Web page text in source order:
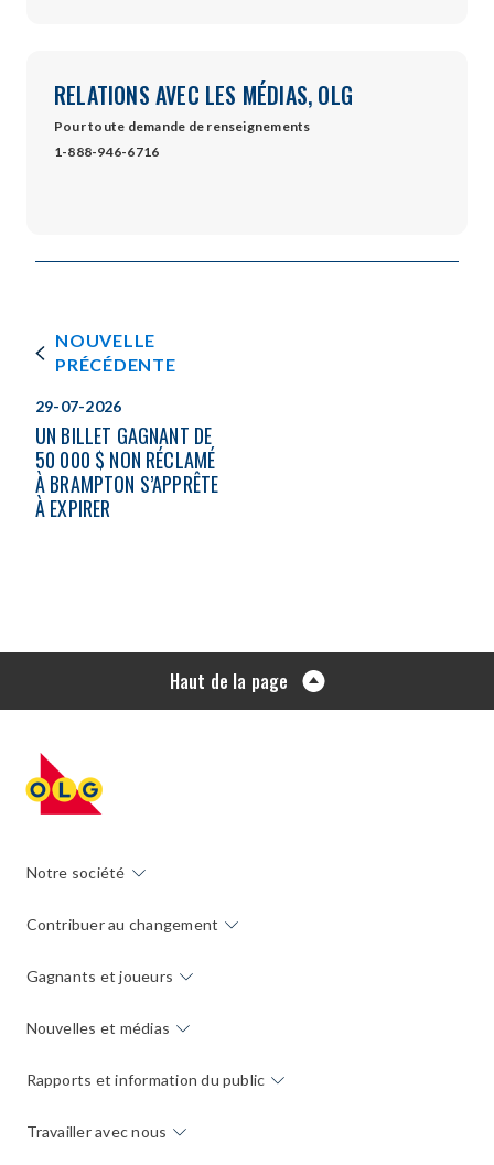
RELATIONS AVEC LES MÉDIAS, OLG
Pour toute demande de renseignements
1-888-946-6716
NOUVELLE
PRÉCÉDENTE
29-07-2026
UN BILLET GAGNANT DE
50 000 $ NON RÉCLAMÉ
À BRAMPTON S’APPRÊTE
À EXPIRER
Haut de la page
Notre société
Contribuer au changement
Gagnants et joueurs
Nouvelles et médias
Rapports et information du public
Travailler avec nous